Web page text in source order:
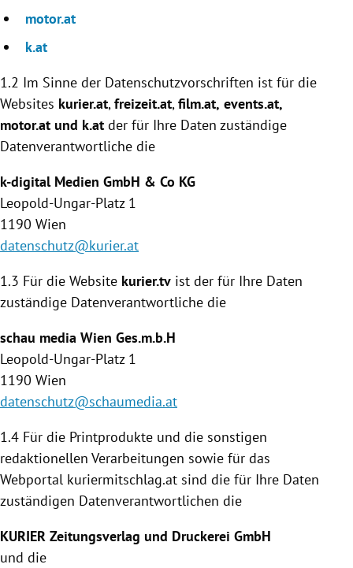
motor.at
k.at
1.2 Im Sinne der Datenschutzvorschriften ist für die
Websites kurier.at, freizeit.at, film.at, events.at,
motor.at und k.at der für Ihre Daten zuständige
Datenverantwortliche die
k-digital Medien GmbH & Co KG
Leopold-Ungar-Platz 1
1190 Wien
datenschutz@kurier.at
1.3 Für die Website kurier.tv ist der für Ihre Daten
zuständige Daten­verantwortliche die
schau media Wien Ges.m.b.H
Leopold-Ungar-Platz 1
1190 Wien
datenschutz@schaumedia.at
1.4 Für die Printprodukte und die sonstigen
redaktionellen Verarbeitungen sowie für das
Webportal kuriermitschlag.at sind die für Ihre Daten
zuständigen Datenverantwortlichen die
KURIER Zeitungsverlag und Druckerei GmbH
und die